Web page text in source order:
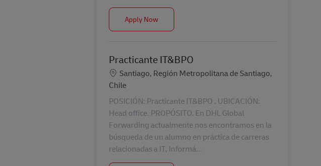
Apply NowAnalista Sr de Calidad
Practicante IT&BPO
Location
Santiago, Región Metropolitana de Santiago,
Chile
POSICIÓN: Practicante IT&BPO . UBICACIÓN:
Head office. PROPÓSITO. En DHL Global
Forwarding actualmente nos encontramos en la
búsqueda de un alumno en práctica de carreras
relacionadas a IT, Informá...